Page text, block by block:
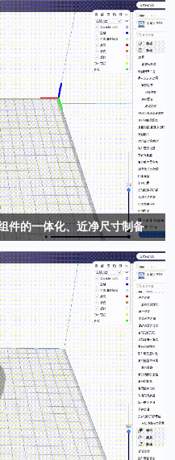
件的一体化、近净尺寸制备
及复杂结构制造等难题，提供适用
案…